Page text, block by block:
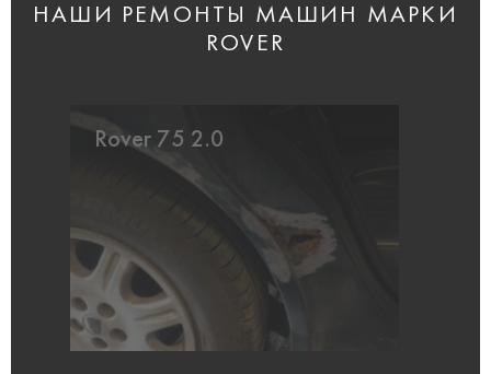
НАШИ РЕМОНТЫ МАШИН МАРКИ
ROVER
Rover 75 2.0